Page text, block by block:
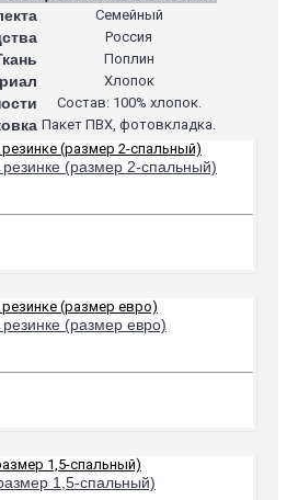
Семейный
Россия
Поплин
Хлопок
Состав: 100% хлопок.
Пакет ПВХ, фотовкладка.
(размер 2-спальный)
(размер евро)
1,5-спальный)